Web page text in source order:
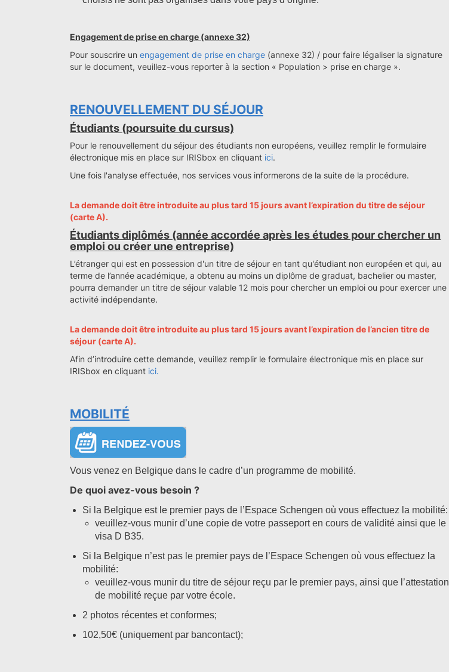
Engagement de prise en charge (annexe 32)
Pour souscrire un engagement de prise en charge (annexe 32) / pour faire légaliser la signature
sur le document, veuillez-vous reporter à la section « Population > prise en charge ».
RENOUVELLEMENT DU SÉJOUR
Étudiants (poursuite du cursus)
Pour le renouvellement du séjour des étudiants non européens, veuillez remplir le formulaire
électronique mis en place sur IRISbox en cliquant ici.
Une fois l'analyse effectuée, nos services vous informerons de la suite de la procédure.
La demande doit être introduite au plus tard 15 jours avant l’expiration du titre de séjour
(carte A).
Étudiants diplômés (année accordée après les études pour chercher un
emploi ou créer une entreprise)
L’étranger qui est en possession d'un titre de séjour en tant qu'étudiant non européen et qui, au
terme de l’année académique, a obtenu au moins un diplôme de graduat, bachelier ou master,
pourra demander un titre de séjour valable 12 mois pour chercher un emploi ou pour exercer une
activité indépendante.
La demande doit être introduite au plus tard 15 jours avant l’expiration de l’ancien titre de
séjour (carte A).
Afin d’introduire cette demande, veuillez remplir le formulaire électronique mis en place sur
IRISbox en cliquant ici.
MOBILITÉ
Vous venez en Belgique dans le cadre d’un programme de mobilité.
De quoi avez-vous besoin ?
Si la Belgique est le premier pays de l’Espace Schengen où vous effectuez la mobilité:
veuillez-vous munir d’une copie de votre passeport en cours de validité ainsi que le
visa D B35.
Si la Belgique n’est pas le premier pays de l’Espace Schengen où vous effectuez la
mobilité:
veuillez-vous munir du titre de séjour reçu par le premier pays, ainsi que l’attestation
de mobilité reçue par votre école.
2 photos récentes et conformes;
102,50€ (uniquement par bancontact);